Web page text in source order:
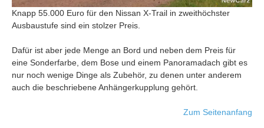
Knapp 55.000 Euro für den Nissan X-Trail in zweithöchster
Ausbaustufe sind ein stolzer Preis.
Dafür ist aber jede Menge an Bord und neben dem Preis für
eine Sonderfarbe, dem Bose und einem Panoramadach gibt es
nur noch wenige Dinge als Zubehör, zu denen unter anderem
auch die beschriebene Anhängerkupplung gehört.
Zum Seitenanfang